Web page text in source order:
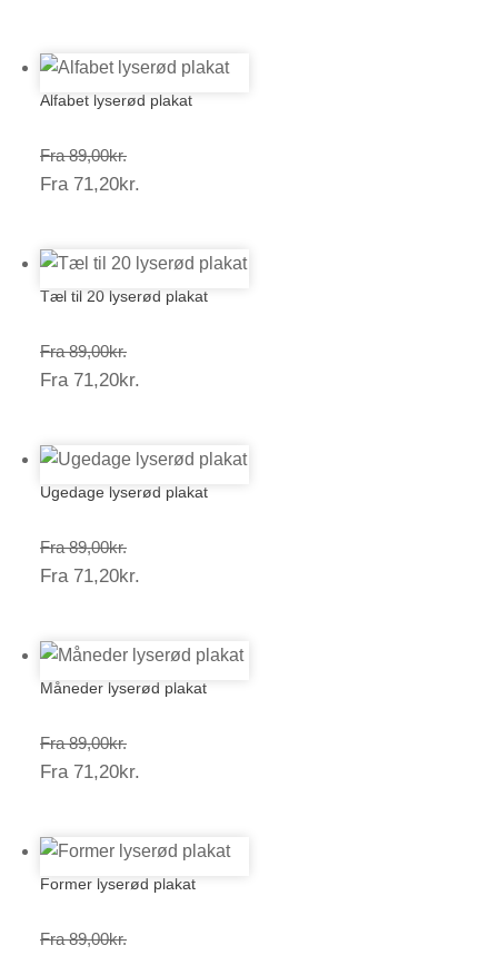
Alfabet lyserød plakat
Fra 89,00kr.Prisinterval:
89,00kr.
Fra 71,20kr.
Tæl til 20 lyserød plakat
Fra 89,00kr.Prisinterval:
89,00kr.
Fra 71,20kr.
Ugedage lyserød plakat
Fra 89,00kr.Prisinterval:
89,00kr.
Fra 71,20kr.
Måneder lyserød plakat
Fra 89,00kr.Prisinterval:
89,00kr.
Fra 71,20kr.
Former lyserød plakat
Fra 89,00kr.Prisinterval: